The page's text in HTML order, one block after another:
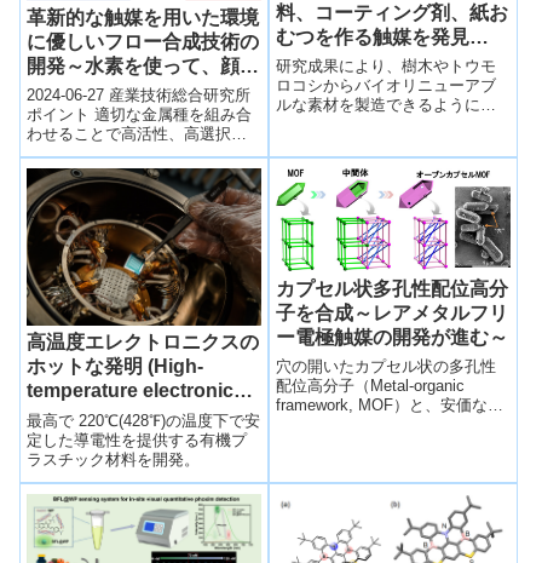
革新的な触媒を用いた環境
に優しいフロー合成技術の
開発～水素を使って、顔料
染料、医薬品、電池材料な
どの素材を効率的に合成～
2024-06-27 産業技術総合研究所
ポイント 適切な金属種を組み合
わせることで高活性、高選択性
を発現する二元金属ナノ粒子触
媒を開発 世界で初めて、水素を
原料...
料、コーティング剤、紙お
むつを作る触媒を発見
(Chemical researchers
discover catalyst to make
renewable paints,
研究成果により、樹木やトウモ
ロコシからバイオリニューアブ
ルな素材を製造できるようにな
高温度エレクトロニクスの
ホットな発明 (High-
temperature electronics?
That’s hot)
最高で 220℃(428℉)の温度下で安
定した導電性を提供する有機プ
ラスチック材料を開発。
カプセル状多孔性配位高分
子を合成～レアメタルフリ
ー電極触媒の開発が進む～
穴の開いたカプセル状の多孔性
配位高分子（Metal-organic
framework, MOF）と、安価な鉄
た。